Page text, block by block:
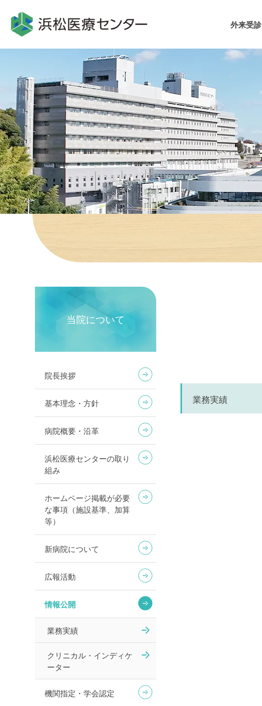
バ
ー
シ
ョ
ン
へ
ル
シ
ョ
ン
へ
ー
外来受診
業務実績
当院について
院長挨拶
基本理念・方針
病院概要・沿革
浜松医療センターの取り
組み
ホームページ掲載が必要
な事項（施設基準、加算
等）
新病院について
広報活動
情報公開
業務実績
クリニカル・インディケ
ーター
機関指定・学会認定